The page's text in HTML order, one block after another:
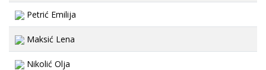
Petrić Emilija
Maksić Lena
Nikolić Olja